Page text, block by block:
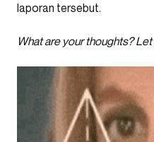
laporan tersebut.
What are your thoughts? Let